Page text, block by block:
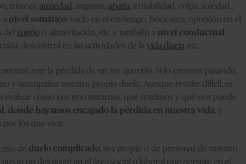
tristeza, ansiedad , angustia, apatía, irritabilidad, culpa, soledad…
a nivel somático: vacío en el estómago, boca seca, opresión en el
del sueño o alimentación, etc. y también a nivel conductual :
descontrol en las actividades de la vida diaria, etc.
ante la pérdida de un ser querido. Si lo estamos pasando,
y acompañar nuestro propio duelo. Aunque resulte difícil, es
evaluar cómo nos encontramos, qué sentimos y qué nos puede
donde hayamos encajado la pérdida en nuestra vida, y
por los que vivir.
de duelo complicado, sea propio o de personas de nuestro
un desajuste en el área social o laboral que persiste en el